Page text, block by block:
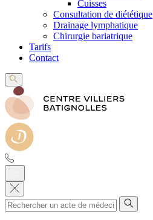
Cuisses
Consultation de diététique
Drainage lymphatique
Chirurgie bariatrique
Tarifs
Contact